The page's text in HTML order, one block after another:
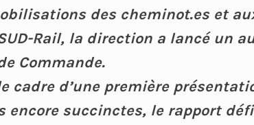
des cheminot.es et
Rail, la direction a lancé un
Commande.
cadre d’une première
encore succinctes, le rapport